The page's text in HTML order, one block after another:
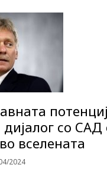
дијалог со САД
вселената
2024